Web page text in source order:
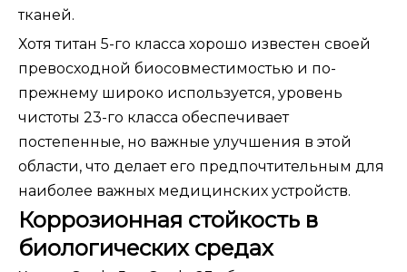
тканей.
Хотя титан 5-го класса хорошо известен своей
превосходной биосовместимостью и по-
прежнему широко используется, уровень
чистоты 23-го класса обеспечивает
постепенные, но важные улучшения в этой
области, что делает его предпочтительным для
наиболее важных медицинских устройств.
Коррозионная стойкость в
биологических средах